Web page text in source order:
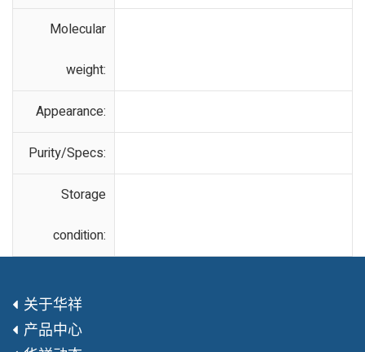
Molecular
weight:
Appearance:
Purity/Specs:
Storage
condition:
关于华祥
产品中心